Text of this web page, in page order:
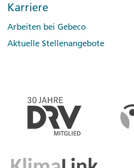
Karriere
Arbeiten bei Gebeco
Aktuelle Stellenangebote